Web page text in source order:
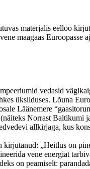
materjalis eelloo
maagaas Euroopasse
vedasid
üksilduses. Lõuna
Läänemere
Norrast Baltikumi
allkirjaga, kus
„Heitlus on
vene energiat
on peamiselt: